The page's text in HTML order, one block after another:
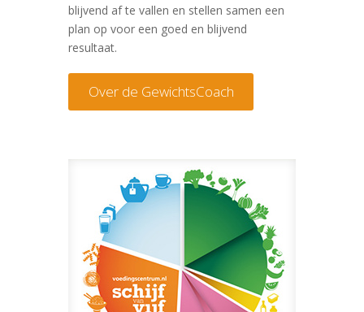
blijvend af te vallen en stellen samen een
plan op voor een goed en blijvend
resultaat.
Over de GewichtsCoach